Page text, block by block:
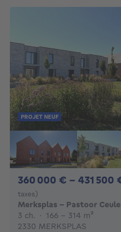
PROJET NEUF
360 000 € - 431 500
taxes)
Merksplas - Pastoor
3 ch. 3 chambres
· 166 - 314 m²
2330 MERKSPLAS